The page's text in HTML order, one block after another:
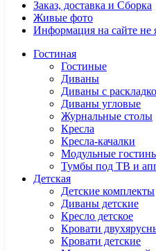
Заказ, доставка и Сборка
Живые фото
Информация на сайте не
Гостиная
Гостиные
Диваны
Диваны с
Диваны угловые
Журнальные столы
Кресла
Кресла-качалки
Модульные
Тумбы под ТВ и
Детская
Детские комплекты
Диваны детские
Кресло детское
Кровати
Кровати детские